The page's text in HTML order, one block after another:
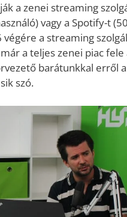
a zenei streaming
vagy a Spotify-t
a streaming
a teljes zenei piac fele
barátunkkal erről
szó.